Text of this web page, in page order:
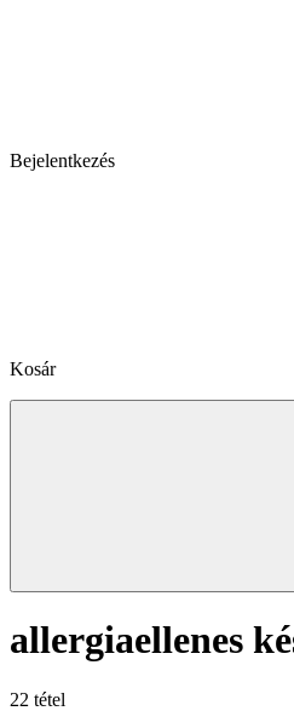
Bejelentkezés
Kosár
allergiaellenes
22 tétel